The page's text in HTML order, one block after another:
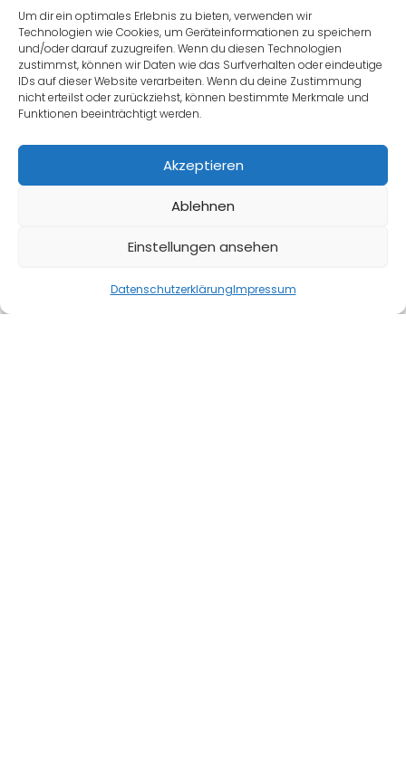
Um dir ein optimales Erlebnis zu bieten, verwenden wir
Technologien wie Cookies, um Geräteinformationen zu speichern
und/oder darauf zuzugreifen. Wenn du diesen Technologien
zustimmst, können wir Daten wie das Surfverhalten oder eindeutige
IDs auf dieser Website verarbeiten. Wenn du deine Zustimmung
nicht erteilst oder zurückziehst, können bestimmte Merkmale und
Funktionen beeinträchtigt werden.
Akzeptieren
Ablehnen
Einstellungen ansehen
DatenschutzerklärungImpressum